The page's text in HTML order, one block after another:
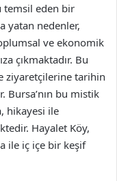
temsil eden bir
yatan nedenler,
ve ekonomik
çıkmaktadır. Bu
ziyaretçilerine tarihin
Bursa’nın bu mistik
hikayesi ile
Hayalet Köy,
ile iç içe bir keşif